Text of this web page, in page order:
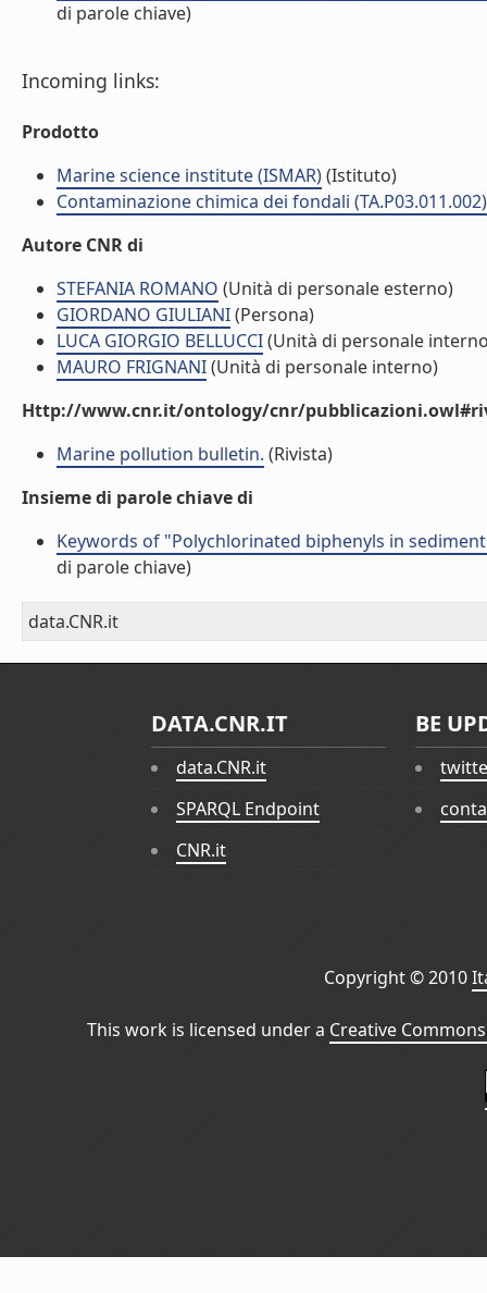
di parole chiave)
Incoming links:
Prodotto
Marine science institute (ISMAR)(Istituto)
Contaminazione chimica dei fondali (TA.P03.011.002)
Autore CNR di
STEFANIA ROMANO (Unità di personale esterno)
GIORDANO GIULIANI(Persona)
LUCA GIORGIO BELLUCCI(Unità di personale
MAURO FRIGNANI(Unità di personale interno)
Http://www.cnr.it/ontology/cnr/
Marine pollution bulletin. (Rivista)
Insieme di parole chiave di
Keywords of "Polychlorinated biphenyls in
di parole chiave)
data.CNR.it
DATA.CNR.IT
data.CNR.it
SPARQL Endpoint
CNR.it
BE
Copyright © 2010
This work is licensed under a Creative